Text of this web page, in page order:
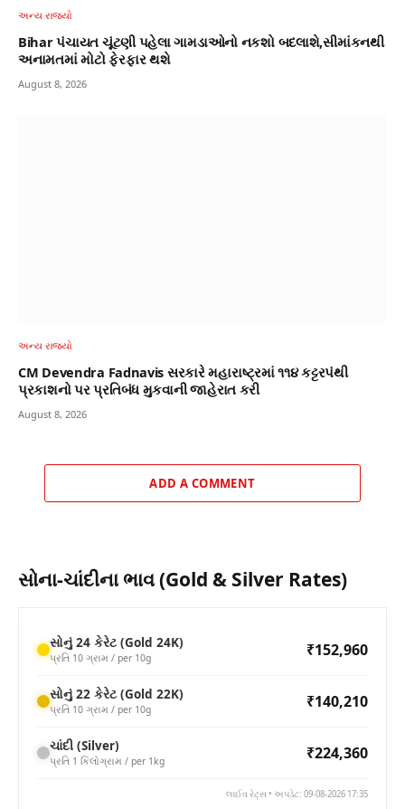
અન્ય રાજ્યો
Bihar પંચાયત ચૂંટણી પહેલા ગામડાઓનો નકશો બદલાશે,સીમાંકનથી
અનામતમાં મોટો ફેરફાર થશે
August 8, 2026
અન્ય રાજ્યો
CM Devendra Fadnavis સરકારે મહારાષ્ટ્રમાં ૧૧૪ કટ્ટરપંથી
પ્રકાશનો પર પ્રતિબંધ મુકવાની જાહેરાત કરી
August 8, 2026
ADD A COMMENT
સોના-ચાંદીના ભાવ (Gold & Silver Rates)
સોનું 24 કેરેટ (Gold 24K)
પ્રતિ 10 ગ્રામ / per 10g ₹152,960
સોનું 22 કેરેટ (Gold 22K)
પ્રતિ 10 ગ્રામ / per 10g ₹140,210
ચાંદી (Silver)
પ્રતિ 1 કિલોગ્રામ / per 1kg ₹224,360
લાઈવ રેટ્સ • અપડેટ: 09-08-2026 17:35